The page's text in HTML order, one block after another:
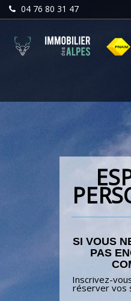
04 76 80 31 47
SI VOUS
PAS
Inscrivez-
réserver vos